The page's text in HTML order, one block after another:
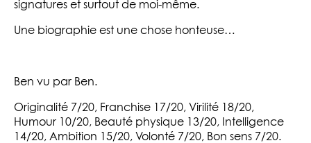
signatures et surtout de moi-même.
Une biographie est une chose honteuse…
Ben vu par Ben.
Originalité 7/20, Franchise 17/20, Virilité 18/20,
Humour 10/20, Beauté physique 13/20, Intelligence
14/20, Ambition 15/20, Volonté 7/20, Bon sens 7/20.